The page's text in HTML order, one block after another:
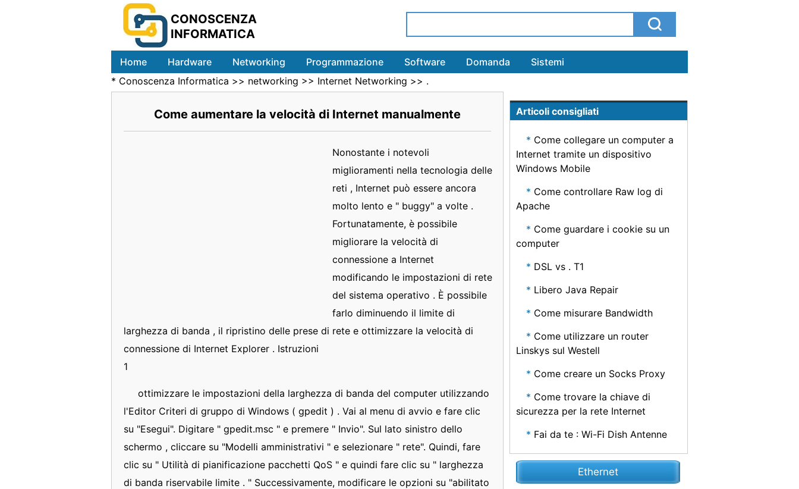
CONOSCENZA
INFORMATICA
Home Hardware Networking Programmazione Software Domanda
Sistemi
* Conoscenza Informatica >> networking >> Internet Networking >> .
Come aumentare la velocità di Internet manualmente
Nonostante i notevoli
miglioramenti nella tecnologia delle
reti , Internet può essere ancora
molto lento e " buggy" a volte .
Fortunatamente, è possibile
migliorare la velocità di
connessione a Internet
modificando le impostazioni di rete
del sistema operativo . È possibile
farlo diminuendo il limite di
larghezza di banda , il ripristino delle prese di rete e ottimizzare la velocità di
connessione di Internet Explorer . Istruzioni
1
ottimizzare le impostazioni della larghezza di banda del computer utilizzando
l'Editor Criteri di gruppo di Windows ( gpedit ) . Vai al menu di avvio e fare clic
su "Esegui". Digitare " gpedit.msc " e premere " Invio". Sul lato sinistro dello
schermo , cliccare su "Modelli amministrativi " e selezionare " rete". Quindi, fare
clic su " Utilità di pianificazione pacchetti QoS " e quindi fare clic su " larghezza
di banda riservabile limite . " Successivamente, modificare le opzioni su "abilitato
Articoli consigliati
Come collegare un computer a
Internet tramite un dispositivo
Windows Mobile
Come controllare Raw log di
Apache
Come guardare i cookie su un
computer
DSL vs . T1
Libero Java Repair
Come misurare Bandwidth
Come utilizzare un router
Linskys sul Westell
Come creare un Socks Proxy
Come trovare la chiave di
sicurezza per la rete Internet
Fai da te : Wi-Fi Dish Antenne
Ethernet